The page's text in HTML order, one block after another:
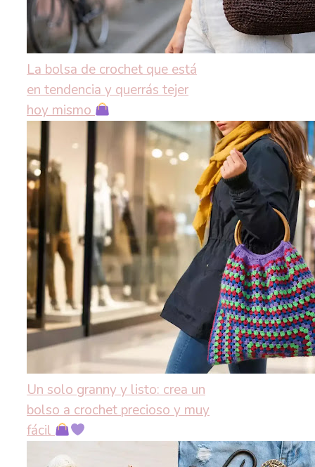
La bolsa de crochet que está
en tendencia y querrás tejer
hoy mismo
Un solo granny y listo: crea un
bolso a crochet precioso y muy
fácil